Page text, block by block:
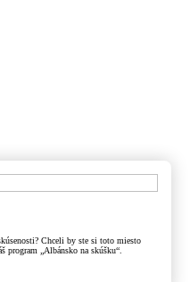
Chceli by ste si toto miesto
program „Albánsko na skúšku“.